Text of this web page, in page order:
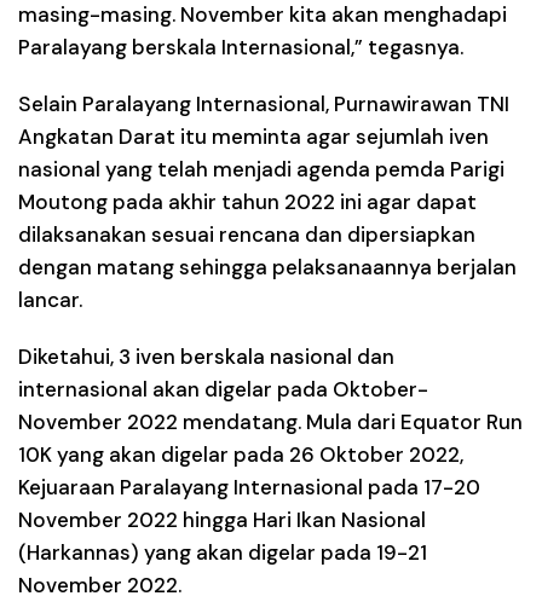
masing-masing. November kita akan menghadapi
Paralayang berskala Internasional,” tegasnya.
Selain Paralayang Internasional, Purnawirawan TNI
Angkatan Darat itu meminta agar sejumlah iven
nasional yang telah menjadi agenda pemda Parigi
Moutong pada akhir tahun 2022 ini agar dapat
dilaksanakan sesuai rencana dan dipersiapkan
dengan matang sehingga pelaksanaannya berjalan
lancar.
Diketahui, 3 iven berskala nasional dan
internasional akan digelar pada Oktober-
November 2022 mendatang. Mula dari Equator Run
10K yang akan digelar pada 26 Oktober 2022,
Kejuaraan Paralayang Internasional pada 17-20
November 2022 hingga Hari Ikan Nasional
(Harkannas) yang akan digelar pada 19-21
November 2022.